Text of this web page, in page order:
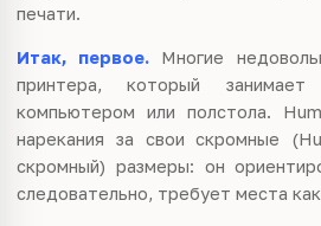
печати.
Итак, первое. Многие
принтера, который
компьютером или полстола.
нарекания за свои скромные
скромный) размеры: он
следовательно, требует места